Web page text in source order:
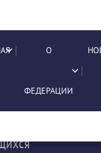
О
ФЕДЕРАЦИИ